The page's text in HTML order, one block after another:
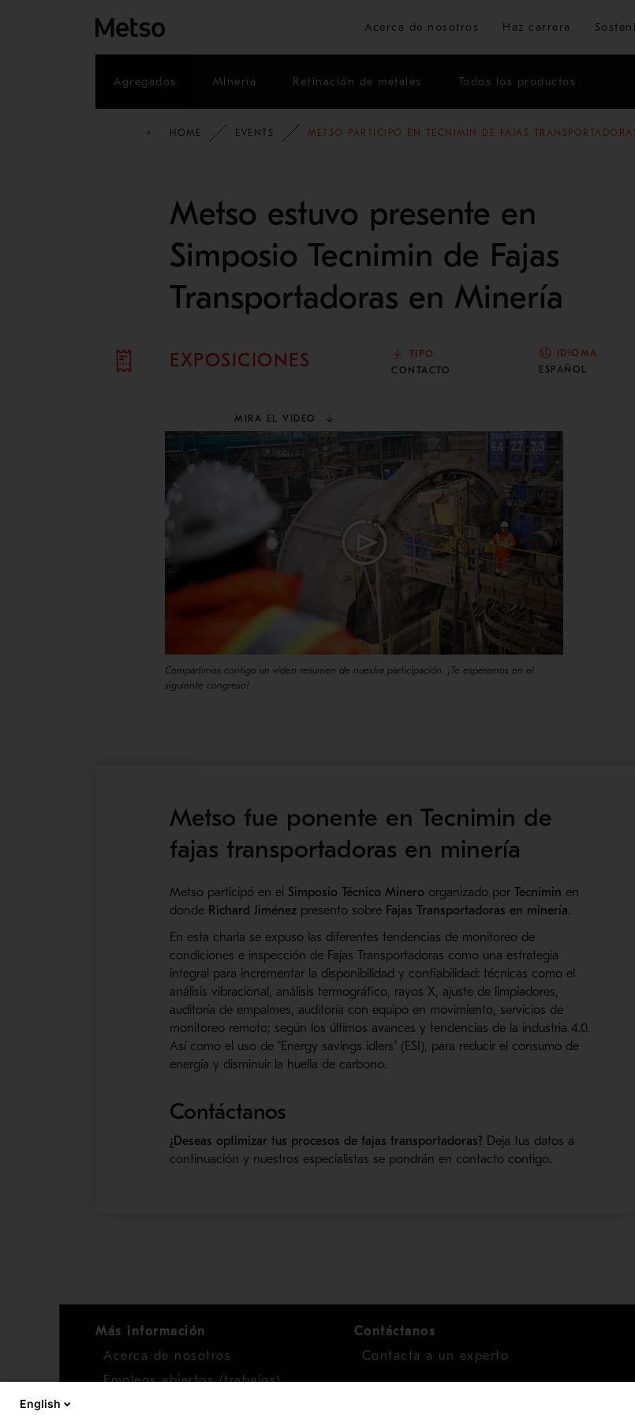
Ir al contenido principal
Acerca de nosotros Haz carrera
Agregados Minería Refinación de metales Todos los productos
HOME EVENTS METSO PARTICIPÓ EN TECNIMIN DE FAJAS
Metso estuvo presente en
Simposio Tecnimin de Fajas
Transportadoras en Minería
EXPOSICIONES
TIPO
CONTACTO
IDIOMA
ESPAÑOL
MIRA EL VIDEO
Compartimos contigo un video resumen de nuestra participación. ¡Te esperamos en el
siguiente congreso!
Metso fue ponente en Tecnimin de
fajas transportadoras en minería
Metso participó en elSimposio Técnico Minero organizado porTecnimin en
donde Richard Jiménez presento sobre Fajas Transportadoras en minería.
En esta charla se expuso las diferentes tendencias de monitoreo de
condiciones e inspección de Fajas Transportadoras como una estrategia
integral para incrementar la disponibilidad y confiabilidad: técnicas como el
análisis vibracional, análisis termográfico, rayos X, ajuste de limpiadores,
auditoría de empalmes, auditoría con equipo en movimiento, servicios de
monitoreo remoto; según los últimos avances y tendencias de la industria 4.0.
Así como el uso de "Energy savings idlers" (ESI), para reducir el consumo de
energía y disminuir la huella de carbono.
Contáctanos
¿Deseas optimizar tus procesos de fajas transportadoras? Deja tus datos a
continuación y nuestros especialistas se pondrán en contacto contigo.
Más información
Acerca de nosotros
Empleos abiertos (trabajos)
Contáctanos
Contacta a un experto
English